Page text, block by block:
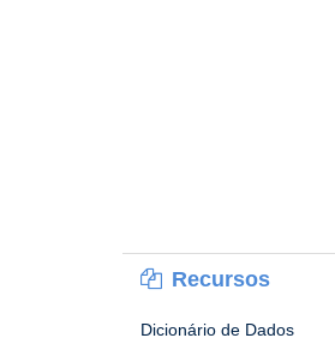
Recursos
Dicionário de Dados